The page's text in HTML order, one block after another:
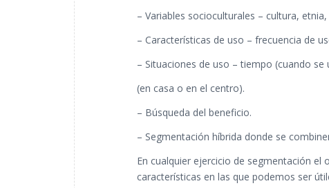
– Variables socioculturales – cultura,
– Características de uso – frecuencia de
– Situaciones de uso – tiempo (cuando
(en casa o en el centro).
– Búsqueda del beneficio.
– Segmentación híbrida donde se
En cualquier ejercicio de segmentación
características en las que podemos ser